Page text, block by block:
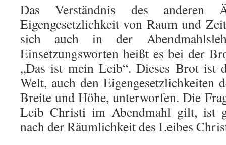
Das Verständnis des
Eigengesetzlichkeit von Raum und
sich auch in der
Einsetzungsworten heißt es bei der
„Das ist mein Leib“. Dieses Brot ist
Welt, auch den Eigengesetzlichkeiten
Breite und Höhe, unterworfen. Die
Leib Christi im Abendmahl gilt, ist
nach der Räumlichkeit des Leibes